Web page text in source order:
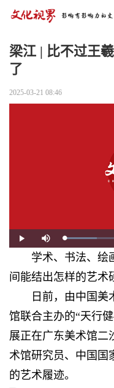
梁江 | 比不过王
了
2025-03-21 08:46
Play Mute Loaded:
学术、书法、绘
间能结出怎样的艺术
日前，由中国美
馆联合主办的“天行
展正在广东美术馆二
术馆研究员、中国国
的艺术履迹。